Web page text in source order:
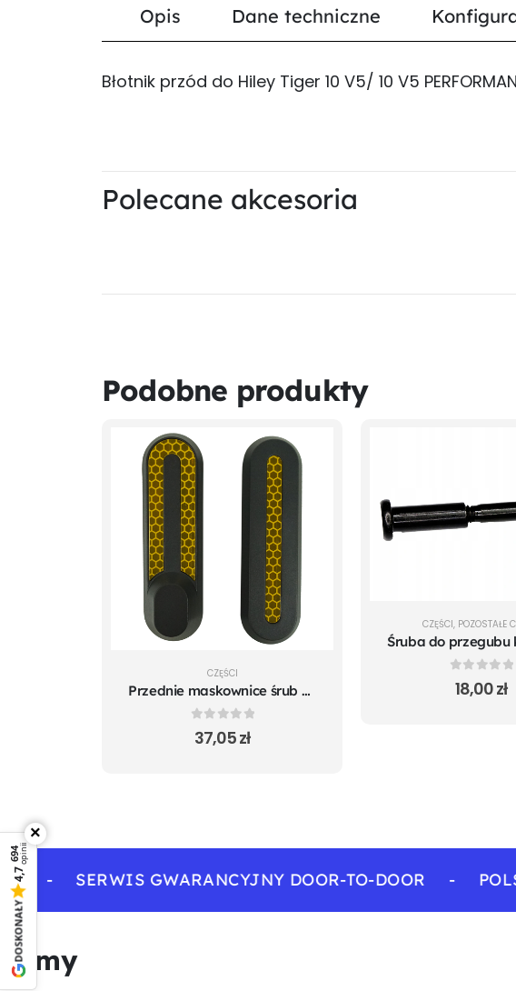
Opis Dane techniczne
Błotnik przód do Hiley Tiger 10 V5/ 10 V5
Polecane akcesoria
Podobne produkty
CZĘŚCI
Przednie maskownice śrub koła do Xiaomi m365 Pro Mi 1S Pro 2 Essential
0out of 5
37,05zł
CZĘŚCI, POZOSTAŁE
0out of 5
18,00zł
- SERWIS GWARANCYJNY DOOR-TO-DOOR -
Filmy
×
694opinii
4,7
DOSKONAŁY